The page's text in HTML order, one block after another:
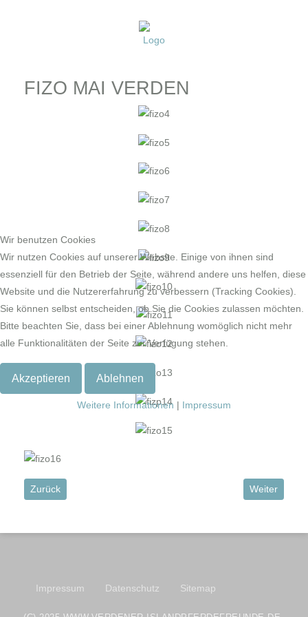
FIZO MAI VERDEN
Vorheriger Beitrag: Ausschreibung und Zeitplan OSI & LVM
Zurück Nächster
Weiter
Impressum Datenschutz Sitemap
Wir benutzen Cookies
Wir nutzen Cookies auf unserer Website. Einige von ihnen sind
essenziell für den Betrieb der Seite, während andere uns helfen, diese
Website und die Nutzererfahrung zu verbessern (Tracking Cookies).
Sie können selbst entscheiden, ob Sie die Cookies zulassen möchten.
Bitte beachten Sie, dass bei einer Ablehnung womöglich nicht mehr
alle Funktionalitäten der Seite zur Verfügung stehen.
Akzeptieren Ablehnen
Weitere Informationen | Impressum